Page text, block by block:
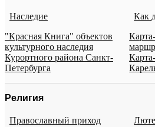
Наследие
"Красная Книга" объектов
культурного наследия
Курортного района Санкт-
Петербурга
Как
Религия
Православный приход